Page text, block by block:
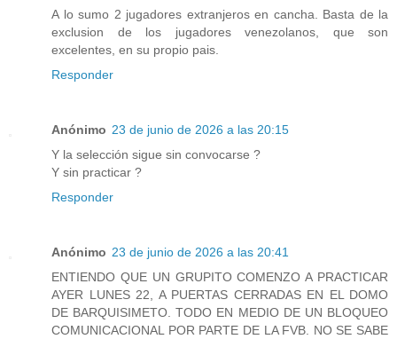
A lo sumo 2 jugadores extranjeros en cancha. Basta de la
exclusion de los jugadores venezolanos, que son
excelentes, en su propio pais.
Responder
Anónimo 23 de junio de 2026 a las 20:15
Y la selección sigue sin convocarse ?
Y sin practicar ?
Responder
Anónimo 23 de junio de 2026 a las 20:41
ENTIENDO QUE UN GRUPITO COMENZO A PRACTICAR
AYER LUNES 22, A PUERTAS CERRADAS EN EL DOMO
DE BARQUISIMETO. TODO EN MEDIO DE UN BLOQUEO
COMUNICACIONAL POR PARTE DE LA FVB. NO SE SABE